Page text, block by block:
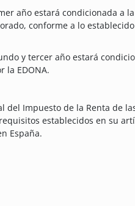
año estará condicionada a
conforme a lo
y tercer año estará
la EDONA.
Impuesto de la Renta de
establecidos en su
España.